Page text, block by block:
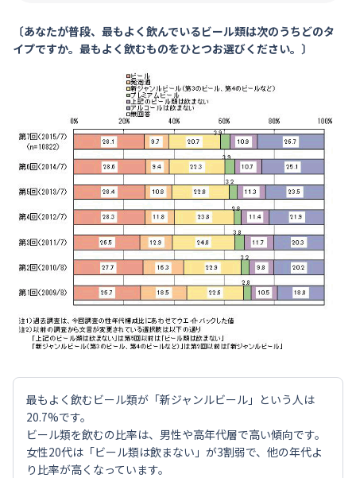
〔あなたが普段、最もよく飲んでいるビール類は次のうちどのタ
イプですか。最もよく飲むものをひとつお選びください。〕
最もよく飲むビール類が「新ジャンルビール」という人は
20.7%です。
ビール類を飲むの比率は、男性や高年代層で高い傾向です。
女性20代は「ビール類は飲まない」が3割弱で、他の年代よ
り比率が高くなっています。